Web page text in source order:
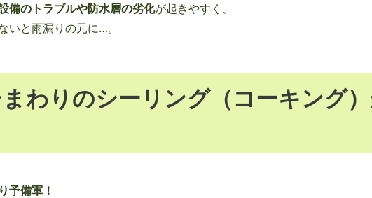
備のトラブルや防水層の劣化が起きやすく、
いと雨漏りの元に…。
わりのシーリング（コーキング
予備軍！